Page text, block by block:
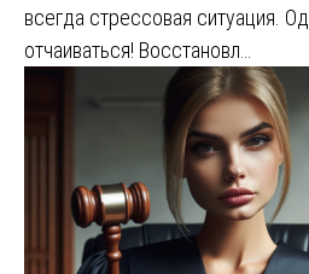
всегда стрессовая ситуация.
отчаиваться! Восстановл…